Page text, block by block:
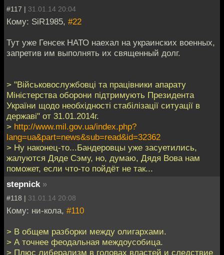
#117 | 31.01.14 20:04
Кому: SiR1985, #22
Тут уже Генсек НАТО наехал на украинских военных,
запретив им выполнять их священный долг.
> "Військовослужбовці та працівники апарату
Міністерства оборони підтримують Президента
України щодо необхідності стабілізації ситуації в
державі" от 31.01.2014г.
> http://www.mil.gov.ua/index.php?
lang=ua&part=news&sub=read&id=32362
> Ну наконец-то...Бандеровцы уже засуетились,
жалуются Дяде Сэму, но, думаю, Дядя Вова нам
поможет, если что-то пойдёт не так...
stepnick »
#118 | 31.01.14 20:08
Кому: ни-кола, #110
> В общем разборки между олигархами.
> А точнее феодальная междоусобица.
> Плюс либерализм в головах властей и следствие